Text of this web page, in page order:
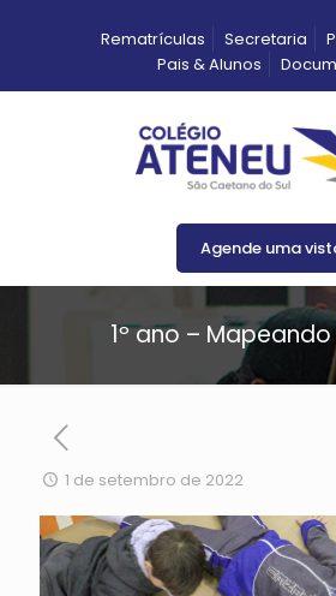
Rematrículas Secretaria
Pais & Alunos
Agende uma
1º ano –
1 de setembro de 2022